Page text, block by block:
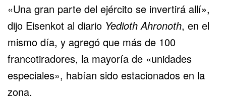
«Una gran parte del ejército se invertirá allí»,
dijo Eisenkot al diario Yedioth Ahronoth, en el
mismo día, y agregó que más de 100
francotiradores, la mayoría de «unidades
especiales», habían sido estacionados en la
zona.